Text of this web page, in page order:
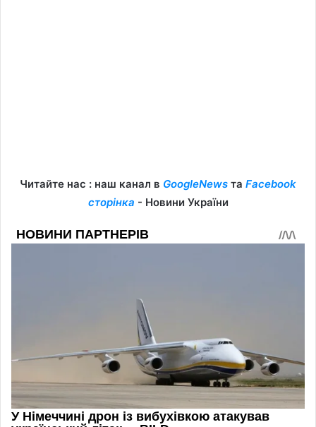
Читайте нас : наш канал в GoogleNews та Facebook
сторінка - Новини України